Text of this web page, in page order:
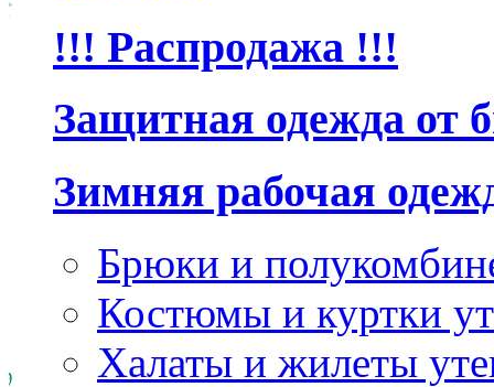
!!! Распродажа !!!
Защитная одежда от
Зимняя рабочая
Брюки и
Костюмы и куртки
Халаты и жилеты